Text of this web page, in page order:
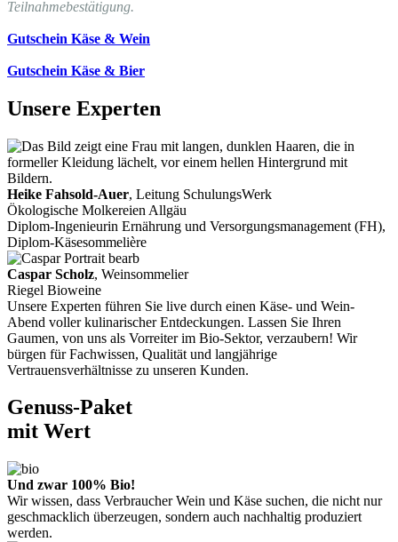
Teilnahmebestätigung.
Gutschein Käse & Wein
Gutschein Käse & Bier
Unsere Experten
Heike Fahsold-Auer, Leitung SchulungsWerk
Ökologische Molkereien Allgäu
Diplom-Ingenieurin Ernährung und Versorgungsmanagement (FH),
Diplom-Käsesommelière
Caspar Scholz, Weinsommelier
Riegel Bioweine
Unsere Experten führen Sie live durch einen Käse- und Wein-
Abend voller kulinarischer Entdeckungen. Lassen Sie Ihren
Gaumen, von uns als Vorreiter im Bio-Sektor, verzaubern! Wir
bürgen für Fachwissen, Qualität und langjährige
Vertrauensverhältnisse zu unseren Kunden.
Genuss-Paket
mit Wert
Und zwar 100% Bio!
Wir wissen, dass Verbraucher Wein und Käse suchen, die nicht nur
geschmacklich überzeugen, sondern auch nachhaltig produziert
werden.